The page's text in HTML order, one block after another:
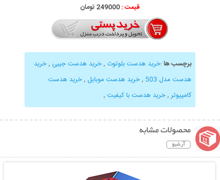
قیمت :249000 تومان
برچسب ها:خرید هدست بلوتوث ,خرید هدست جیبی ,خرید
هدست مدل 503
,خرید هدست موبایل ,خرید هدست
کامپیوتر ,خرید هدست با کیفیت ,
محصولات مشابه
آرشیو